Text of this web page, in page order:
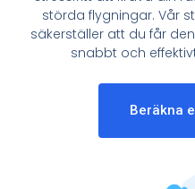
störda flygningar. Vår
säkerställer att du får
snabbt och
Beräkna